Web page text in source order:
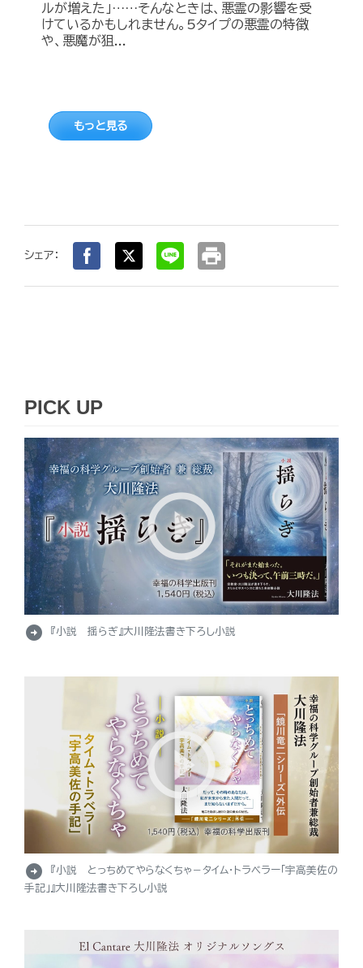
ルが増えた」……そんなときは、悪霊の影響を受
けているかもしれません。5タイプの悪霊の特徴
や、悪魔が狙...
もっと見る
シェア： print
PICK UP
arrow_circle_right 『小説 揺らぎ』大川隆法書き下ろし小説
arrow_circle_right
『小説 とっちめてやらなくちゃ－タイム・トラベラー「宇高美佐の
手記」』大川隆法書き下ろし小説